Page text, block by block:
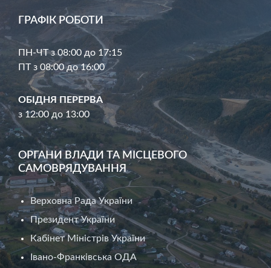
ГРАФІК РОБОТИ
ПН-ЧТ з 08:00 до 17:15
ПТ з 08:00 до 16:00
ОБІДНЯ ПЕРЕРВА
з 12:00 до 13:00
ОРГАНИ ВЛАДИ ТА МІСЦЕВОГО
САМОВРЯДУВАННЯ
Верховна Рада України
Президент України
Кабінет Міністрів України
Івано-Франківська ОДА